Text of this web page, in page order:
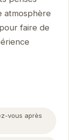
atmosphère
faire de
vous après